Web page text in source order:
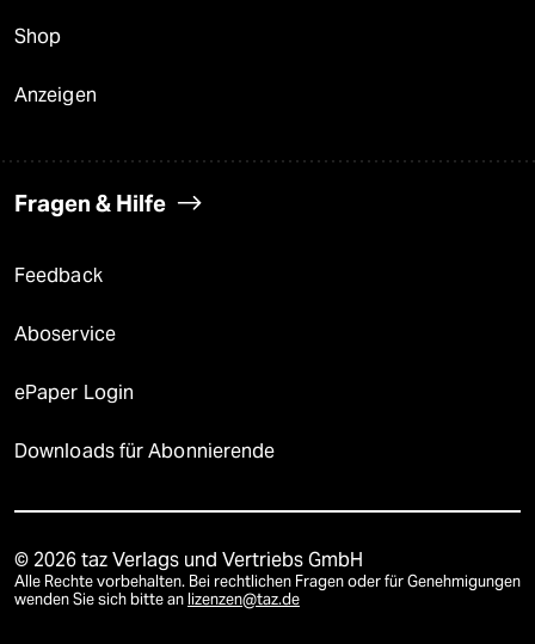
Shop
Anzeigen
Fragen & Hilfe
Feedback
Aboservice
ePaper Login
Downloads für Abonnierende
© 2026 taz Verlags und Vertriebs GmbH
Alle Rechte vorbehalten. Bei rechtlichen Fragen oder für Genehmigungen
wenden Sie sich bitte an lizenzen@taz.de